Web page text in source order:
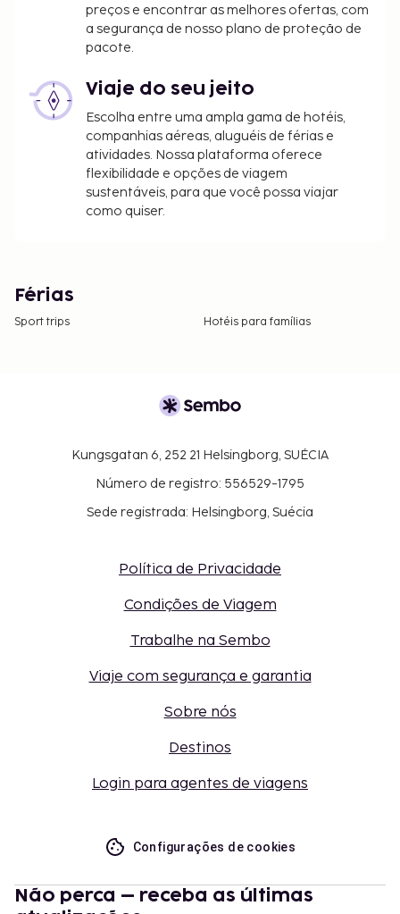
preços e encontrar as melhores ofertas, com
a segurança de nosso plano de proteção de
pacote.
Viaje do seu jeito
Escolha entre uma ampla gama de hotéis,
companhias aéreas, aluguéis de férias e
atividades. Nossa plataforma oferece
flexibilidade e opções de viagem
sustentáveis, para que você possa viajar
como quiser.
Férias
Sport trips Hotéis para famílias
Kungsgatan 6, 252 21 Helsingborg, SUÉCIA
Número de registro: 556529-1795
Sede registrada: Helsingborg, Suécia
Política de Privacidade
Condições de Viagem
Trabalhe na Sembo
Viaje com segurança e garantia
Sobre nós
Destinos
Login para agentes de viagens
Configurações de cookies
Não perca – receba as últimas